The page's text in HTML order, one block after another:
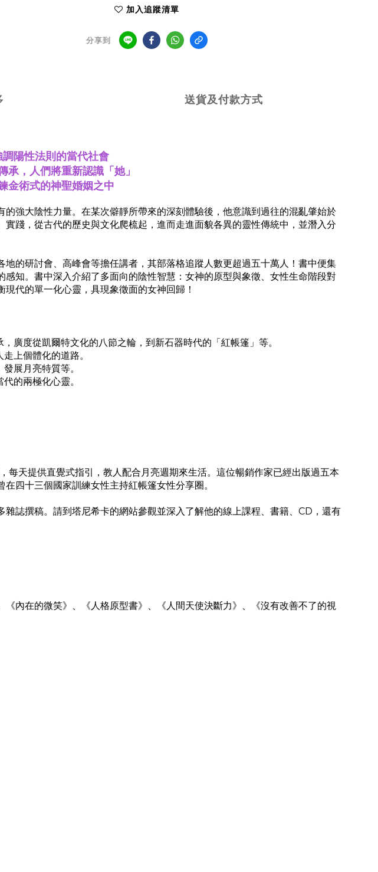
加入追蹤清單
分享到
送貨及付款方式
陽性法則的當代社會
，人們將重新認識「她」
金術式的神聖婚姻之中
強大陰性力量。 在某次僻靜所帶來的深刻體驗後，他意識到過往的混亂肇始於
實踐，從古代的歷史與文化爬梳起，進而走進面貌各異的靈性傳統中， 並潛入分
地的研討會、高峰會等擔任講者， 其部落格追蹤人數更超過五十萬人！ 書中便集
知。 書中深入介紹了多面向的陰性智慧：女神的原型與象徵、女性生命階段對
現代的單一化心靈，具現象徵面的女神回歸！
廣度從凱爾特文化的八節之輪，到新石器時代的「紅帳篷」等。
上個體化的道路。
展月亮特質等。
的兩極化心靈。
天提供直覺式指引，教人配合月亮週期來生活。這位暢銷作家已經出版過五本
四十三個國家訓練女性主持紅帳篷女性分享圈。
誌撰稿。請到塔尼希卡的網站參觀並深入了解他的線上課程、書籍、CD，還有
內在的微笑》、《人格原型書》、《人間天使決斷力》、《沒有改善不了的視